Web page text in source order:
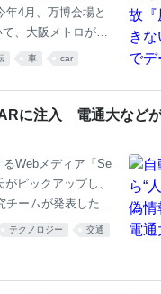
4月、万博会場と
、大阪メトロが原
用の駐車場と万博
壁にぶつかってい
でした。 運行する
因を調べていまし
車 car
に注入 電通大など
Webメディア「Se
ピックアップし、
ームが発表した論
Vehicles Dr
。 自動運転車の知
テクノロジー 交通